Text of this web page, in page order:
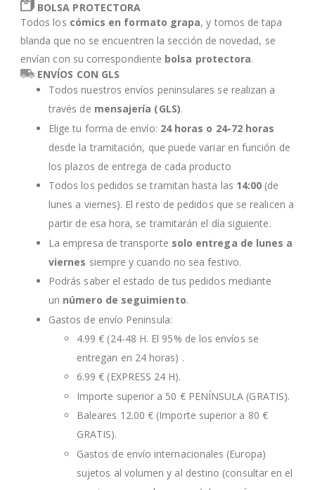
BOLSA PROTECTORA
Todos los cómics en formato grapa, y tomos de tapa
blanda que no se encuentren la sección de novedad, se
envían con su correspondiente bolsa protectora.
ENVÍOS CON GLS
Todos nuestros envíos peninsulares se realizan a
través de mensajería (GLS).
Elige tu forma de envío: 24 horas o 24-72 horas
desde la tramitación, que puede variar en función de
los plazos de entrega de cada producto
Todos los pedidos se tramitan hasta las 14:00 (de
lunes a viernes). El resto de pedidos que se realicen a
partir de esa hora, se tramitarán el día siguiente.
La empresa de transporte solo entrega de lunes a
viernes siempre y cuando no sea festivo.
Podrás saber el estado de tus pedidos mediante
un número de seguimiento.
Gastos de envío Peninsula:
4.99 € (24-48 H. El 95% de los envíos se
entregan en 24 horas) .
6.99 € (EXPRESS 24 H).
Importe superior a 50 € PENÍNSULA (GRATIS).
Baleares 12.00 € (Importe superior a 80 €
GRATIS).
Gastos de envío internacionales (Europa)
sujetos al volumen y al destino (consultar en el